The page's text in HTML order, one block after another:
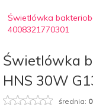
Świetlówka
4008321770301
Świetlówka
HNS 30W
średnia: